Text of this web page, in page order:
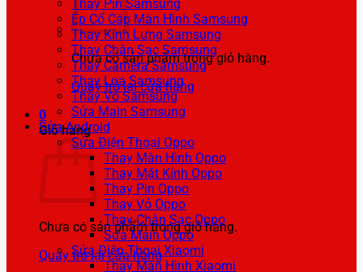
Chưa có sản phẩm trong giỏ hàng.
Quay trở lại cửa hàng
0
Giỏ hàng
Chưa có sản phẩm trong giỏ hàng.
Quay trở lại cửa hàng
Thay Pin Samsung
Ép Cổ Cáp Màn Hình Samsung
Thay Kính Lưng Samsung
Thay Chân Sạc Samsung
Thay Camera Samsung
Thay Loa Samsung
Thay Vỏ Samsung
Sửa Main Samsung
Sửa Android
Sửa Điện Thoại Oppo
Thay Màn Hình Oppo
Thay Mặt Kính Oppo
Thay Pin Oppo
Thay Vỏ Oppo
Thay Chân Sạc Oppo
Sửa Main Oppo
Sửa Điện Thoại Xiaomi
Thay Màn Hình Xiaomi